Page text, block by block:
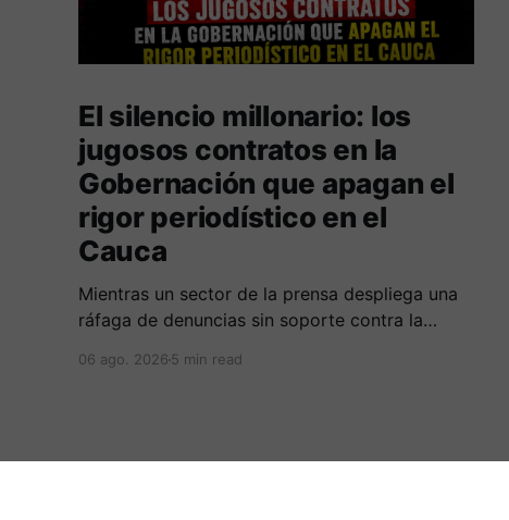
El silencio millonario: los
jugosos contratos en la
Gobernación que apagan el
rigor periodístico en el
Cauca
Mientras un sector de la prensa despliega una
ráfaga de denuncias sin soporte contra la
documentos oficiales revelan acuerdos por 140
06 ago. 2026 5 min read